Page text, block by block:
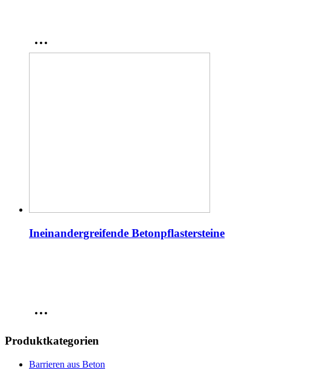
Ineinandergreifende Betonpflastersteine
Produktkategorien
Barrieren aus Beton